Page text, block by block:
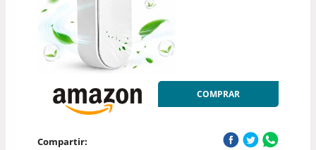
COMPRAR
Compartir: